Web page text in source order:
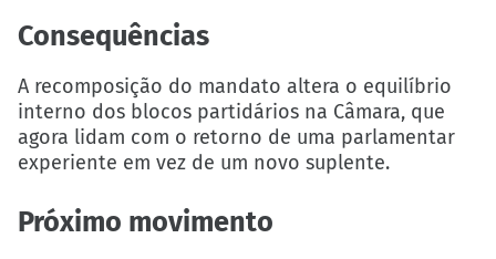
Consequências
A recomposição do mandato altera o equilíbrio
interno dos blocos partidários na Câmara, que
agora lidam com o retorno de uma parlamentar
experiente em vez de um novo suplente.
Próximo movimento